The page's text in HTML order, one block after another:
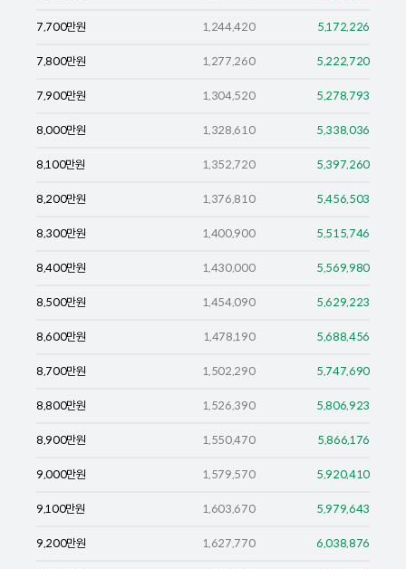
7,700만원 1,244,420 5,172,226
7,800만원 1,277,260 5,222,720
7,900만원 1,304,520 5,278,793
8,000만원 1,328,610 5,338,036
8,100만원 1,352,720 5,397,260
8,200만원 1,376,810 5,456,503
8,300만원 1,400,900 5,515,746
8,400만원 1,430,000 5,569,980
8,500만원 1,454,090 5,629,223
8,600만원 1,478,190 5,688,456
8,700만원 1,502,290 5,747,690
8,800만원 1,526,390 5,806,923
8,900만원 1,550,470 5,866,176
9,000만원 1,579,570 5,920,410
9,100만원 1,603,670 5,979,643
9,200만원 1,627,770 6,038,876